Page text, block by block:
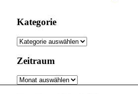
Kategorie
Kategorie
Zeitraum
Zeitraum